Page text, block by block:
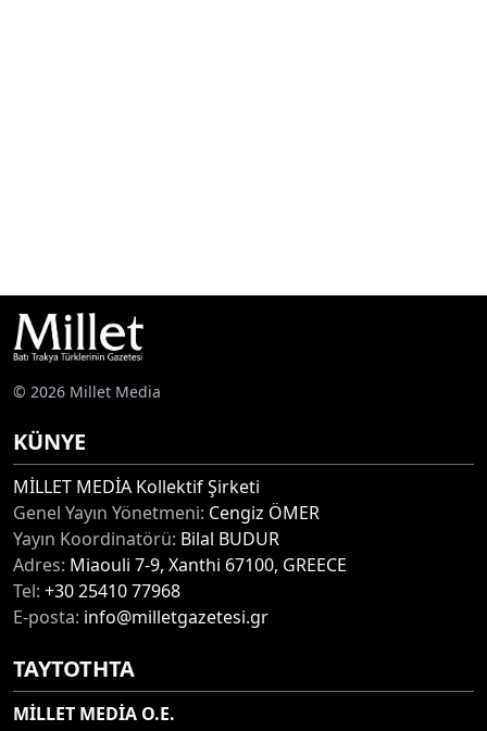
© 2026 Millet Media
KÜNYE
MİLLET MEDİA Kollektif Şirketi
Genel Yayın Yönetmeni: Cengiz ÖMER
Yayın Koordinatörü: Bilal BUDUR
Adres: Miaouli 7-9, Xanthi 67100, GREECE
Tel: +30 25410 77968
E-posta: info@milletgazetesi.gr
ΤΑΥΤΟΤΗΤΑ
MİLLET MEDİA O.E.